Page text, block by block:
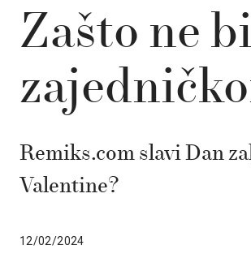
Zašto ne
Remiks.com slavi Dan
Valentine?
12/02/2024